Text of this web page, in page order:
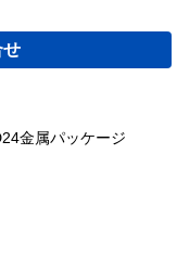
せ
金属パッケージ